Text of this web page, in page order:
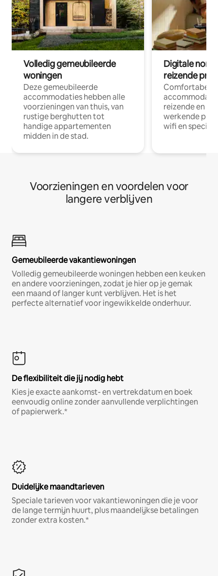
Volledig gemeubileerde
woningen
Deze gemeubileerde
accommodaties hebben alle
voorzieningen van thuis, van
rustige berghutten tot
handige appartementen
midden in de stad.
Digitale
reizende
Comfortabele
reizende en
werkende
wifi en
Voorzieningen en voordelen voor
langere verblijven
Gemeubileerde vakantiewoningen
Volledig gemeubileerde woningen hebben een keuken
en andere voorzieningen, zodat je hier op je gemak
een maand of langer kunt verblijven. Het is het
perfecte alternatief voor ingewikkelde onderhuur.
De flexibiliteit die jij nodig hebt
Kies je exacte aankomst- en vertrekdatum en boek
eenvoudig online zonder aanvullende verplichtingen
of papierwerk.*
Duidelijke maandtarieven
Speciale tarieven voor vakantiewoningen die je voor
de lange termijn huurt, plus maandelijkse betalingen
zonder extra kosten.*